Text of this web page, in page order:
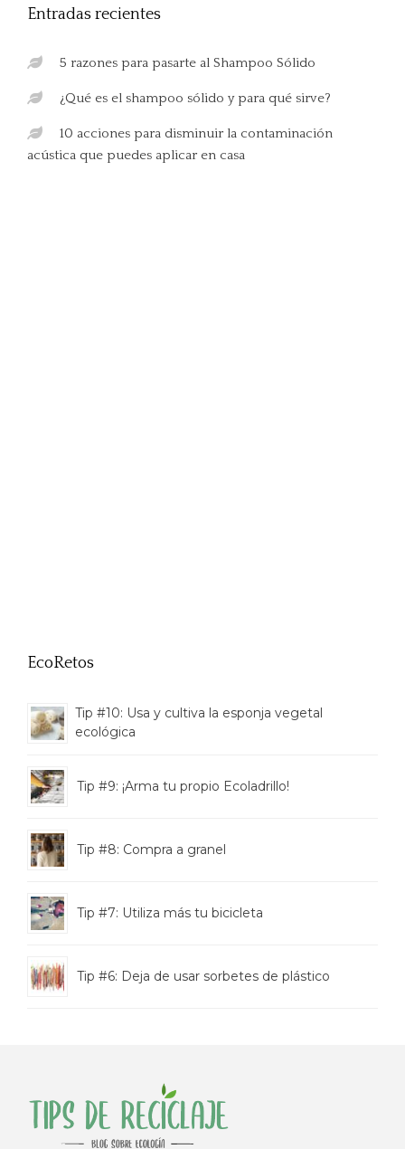
Entradas recientes
5 razones para pasarte al Shampoo Sólido
¿Qué es el shampoo sólido y para qué sirve?
10 acciones para disminuir la contaminación
acústica que puedes aplicar en casa
EcoRetos
Tip #10: Usa y cultiva la esponja vegetal
ecológica
Tip #9: ¡Arma tu propio Ecoladrillo!
Tip #8: Compra a granel
Tip #7: Utiliza más tu bicicleta
Tip #6: Deja de usar sorbetes de plástico